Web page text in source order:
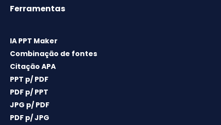
Ferramentas
IA PPT Maker
Combinação de fontes
Citação APA
PPT p/ PDF
PDF p/ PPT
JPG p/ PDF
PDF p/ JPG